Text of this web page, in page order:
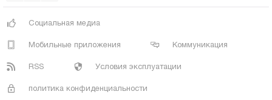
Социальная медиа
Мобильные приложения Коммуникация
RSS Условия эксплуатации
политика конфиденциальности